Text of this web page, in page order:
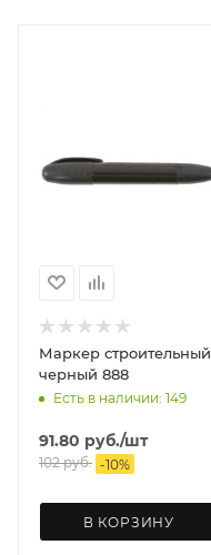
Маркер строительный
черный 888
Есть в наличии: 149
91.80 руб./шт
102руб. -10%
В КОРЗИНУ